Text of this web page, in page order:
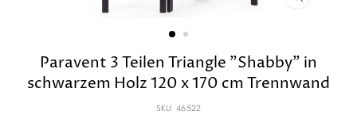
Paravent 3 Teilen Triangle "Shabby" in
schwarzem Holz 120 x 170 cm Trennwand
SKU: 46522